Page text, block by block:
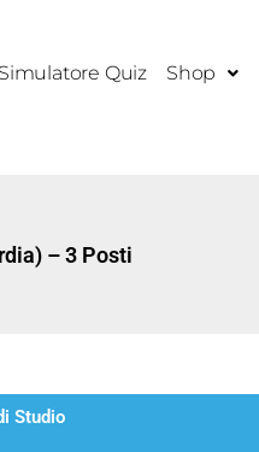
Simulatore Quiz Shop
– 3 Posti
Studio